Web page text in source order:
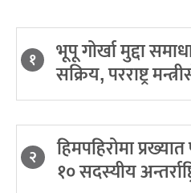
१ भूपू गोर्खा मुद्दा
सक्रिय, परराष्ट्र
२ हिमपहिरोमा
१० सदस्यीय